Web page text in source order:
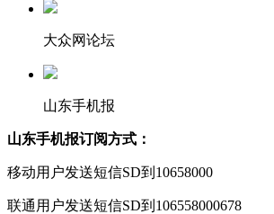
大众网论坛
山东手机报
山东手机报订阅方式：
移动用户发送短信SD到10658000
联通用户发送短信SD到106558000678